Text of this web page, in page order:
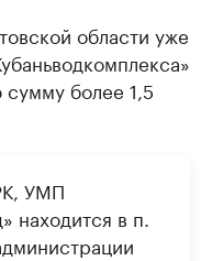
области уже
более 1,5
УМП
находится в п.